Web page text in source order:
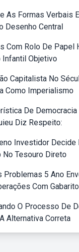
As Formas Verbais
Desenho Central
Com Rolo De Papel
Infantil Objetivo
Capitalista No
Como Imperialismo
De
Diz Respeito:
Investidor Decide
No Tesouro Direto
Problemas 5 Ano
Com Gabarito
O Processo De
Alternativa Correta